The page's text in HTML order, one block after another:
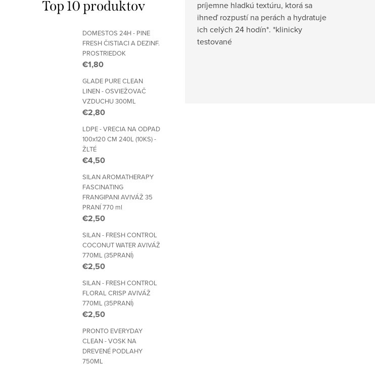
Top 10 produktov
DOMESTOS 24H - PINE
FRESH ČISTIACI A DEZINF.
PROSTRIEDOK
€1,80
GLADE PURE CLEAN
LINEN - OSVIEŽOVAČ
VZDUCHU 300ML
€2,80
LDPE - VRECIA NA ODPAD
100x120 CM 240L (10KS) -
ŽLTÉ
€4,50
SILAN AROMATHERAPY
FASCINATING
FRANGIPANI AVIVÁŽ 35
PRANÍ 770 ml
€2,50
SILAN - FRESH CONTROL
COCONUT WATER AVIVÁŽ
770ML (35PRANÍ)
€2,50
SILAN - FRESH CONTROL
FLORAL CRISP AVIVÁŽ
770ML (35PRANÍ)
€2,50
PRONTO EVERYDAY
CLEAN - VOSK NA
DREVENÉ PODLAHY
750ML
príjemne hladkú textúru, ktorá sa
ihneď rozpustí na perách a hydratuje
ich celých 24 hodín*. *klinicky
testované